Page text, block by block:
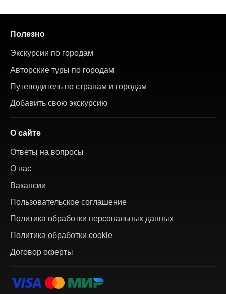
Полезно
Экскурсии по городам
Авторские туры по городам
Путеводитель по странам и городам
Добавить свою экскурсию
О сайте
Ответы на вопросы
О нас
Вакансии
Пользовательское соглашение
Политика обработки персональных данных
Политика обработки cookie
Договор оферты